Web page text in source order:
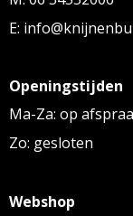
E:
Openingstijden
Ma-Za: op
Zo: gesloten
Webshop